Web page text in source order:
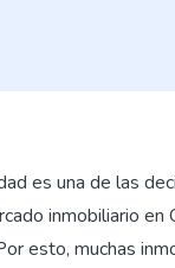
es una de las
inmobiliario
esto, muchas